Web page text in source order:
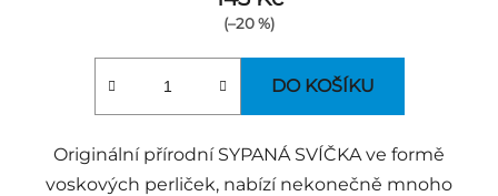
(–20 %)
DO KOŠÍKU
Originální přírodní SYPANÁ SVÍČKA ve formě
voskových perliček, nabízí nekonečně mnoho